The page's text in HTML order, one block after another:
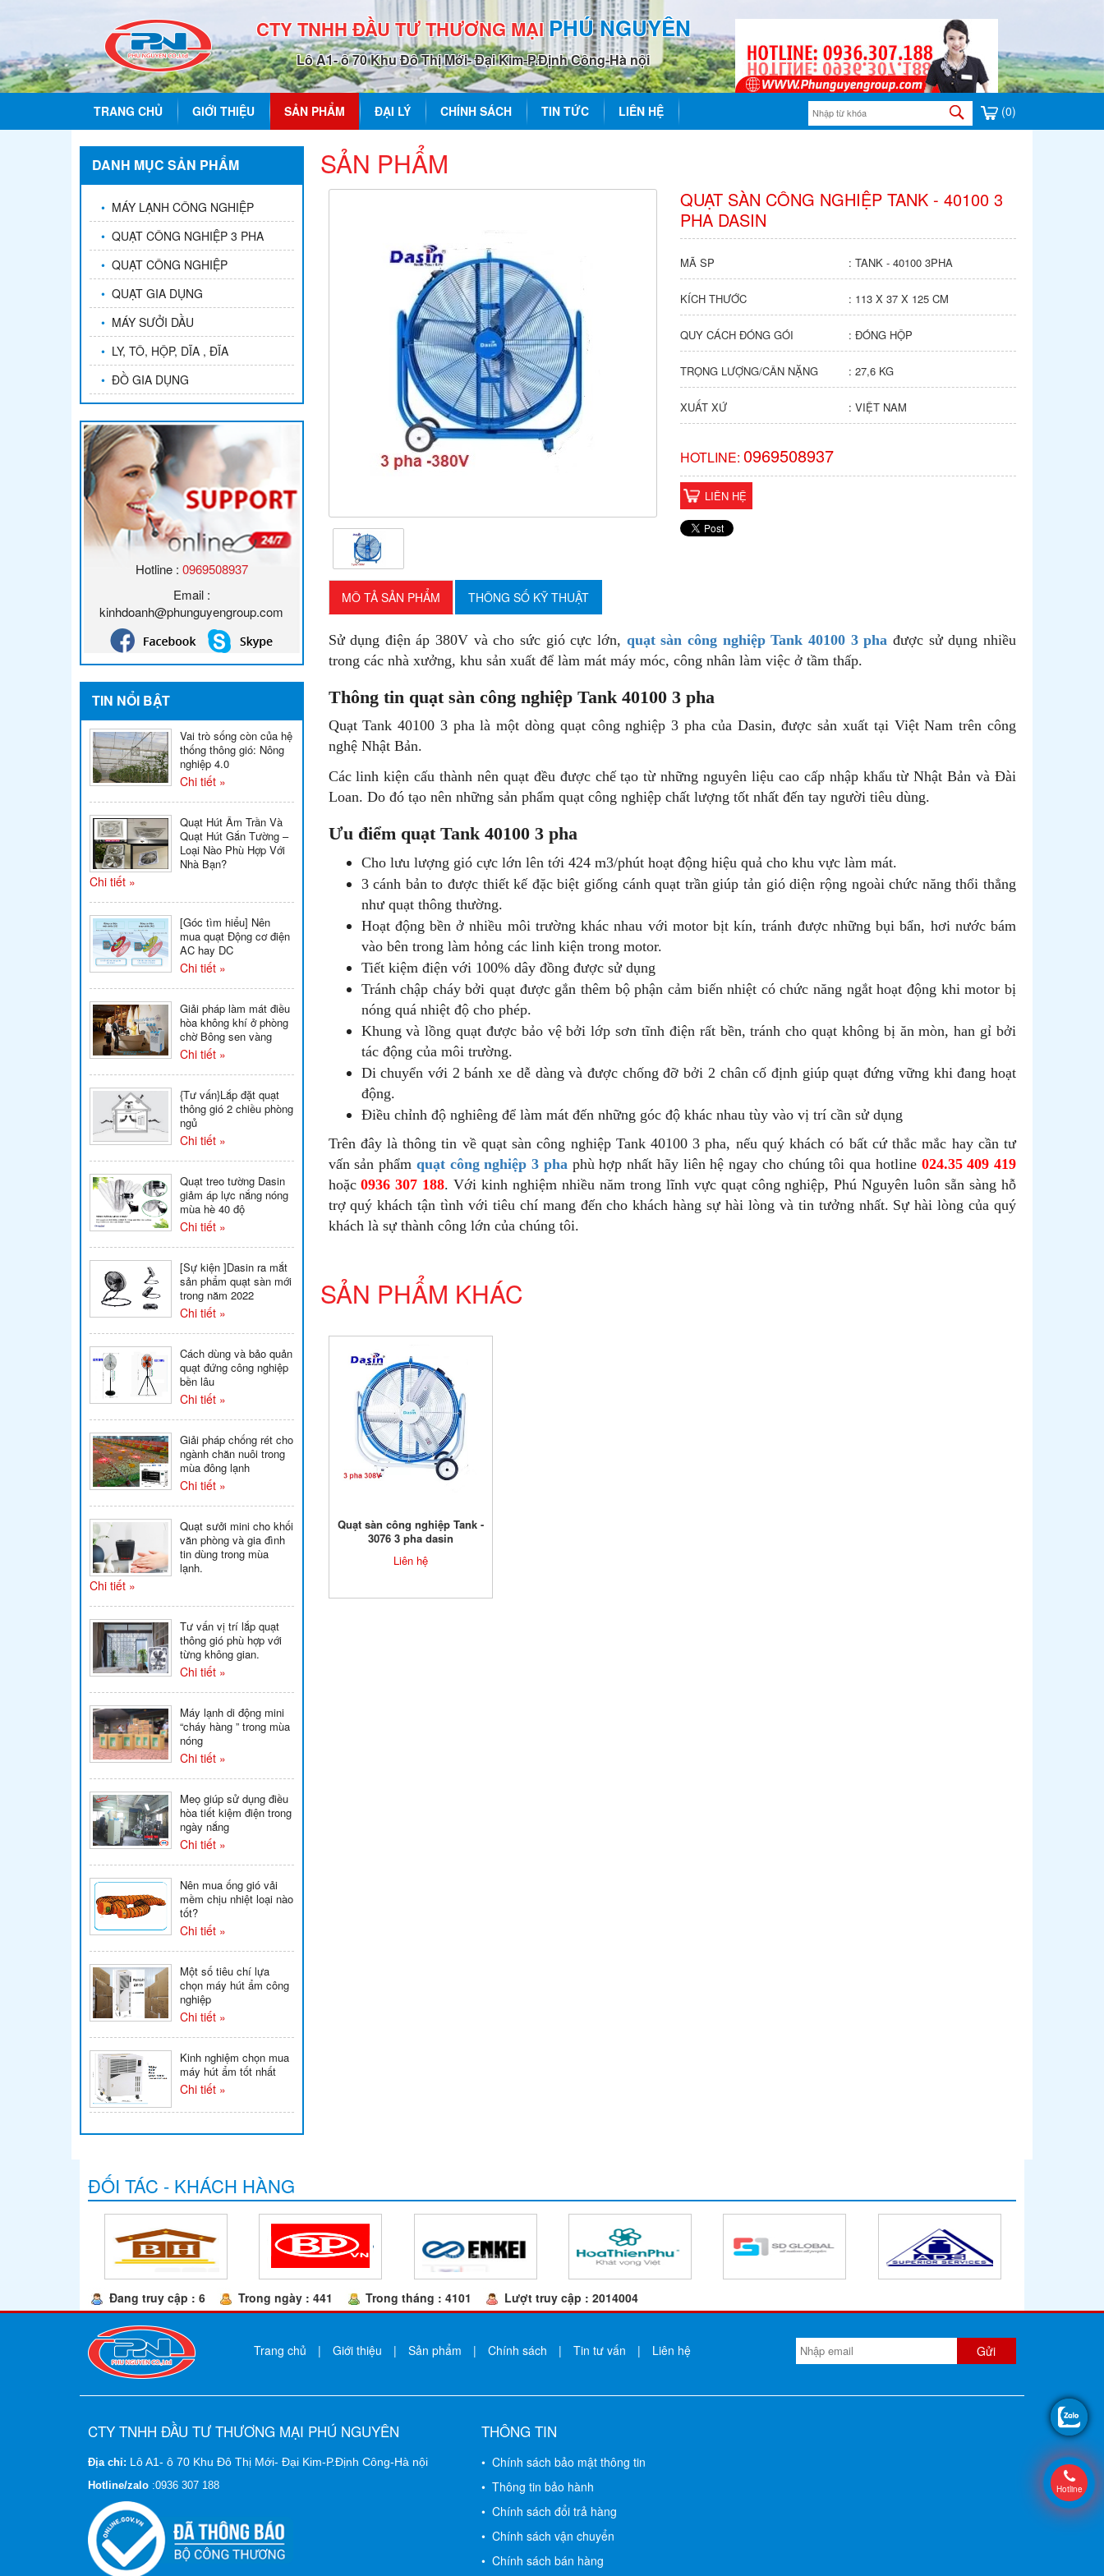
CTY TNHH ĐẦU TƯ THƯƠNG MẠI PHÚ NGUYÊN
Lô A1- ô 70 Khu Đô Thị Mới- Đại Kim-P.Định Công-Hà nội
TRANG CHỦ GIỚI THIỆU SẢN PHẨM ĐẠI LÝ CHÍNH SÁCH TIN TỨC LIÊN HỆ (0)
DANH MỤC SẢN PHẨM
• MÁY LẠNH CÔNG NGHIỆP
• QUẠT CÔNG NGHIỆP 3 PHA
• QUẠT CÔNG NGHIỆP
• QUẠT GIA DỤNG
• MÁY SƯỞI DẦU
• LY, TÔ, HỘP, DĨA , ĐĨA
• ĐỒ GIA DỤNG
Hotline : 0969508937
Email :
kinhdoanh@phunguyengroup.com
TIN NỔI BẬT
Vai trò sống còn của hệ
thống thông gió: Nông
nghiệp 4.0
Chi tiết »
Quạt Hút Âm Trần Và
Quạt Hút Gắn Tường –
Loại Nào Phù Hợp Với
Nhà Bạn?
Chi tiết »
[Góc tìm hiểu] Nên
mua quạt Động cơ điện
AC hay DC
Chi tiết »
Giải pháp làm mát điều
hòa không khí ở phòng
chờ Bông sen vàng
Chi tiết »
{Tư vấn}Lắp đặt quạt
thông gió 2 chiều phòng
ngủ
Chi tiết »
Quạt treo tường Dasin
giảm áp lực nắng nóng
mùa hè 40 độ
Chi tiết »
[Sự kiện ]Dasin ra mắt
sản phẩm quạt sàn mới
trong năm 2022
Chi tiết »
Cách dùng và bảo quản
quạt đứng công nghiệp
bền lâu
Chi tiết »
Giải pháp chống rét cho
ngành chăn nuôi trong
mùa đông lạnh
Chi tiết »
Quạt sưởi mini cho khối
văn phòng và gia đình
tin dùng trong mùa
lạnh.
Chi tiết »
Tư vấn vị trí lắp quạt
thông gió phù hợp với
từng không gian.
Chi tiết »
Máy lạnh di động mini
“cháy hàng ” trong mùa
nóng
Chi tiết »
Meọ giúp sử dụng điều
hòa tiết kiệm điện trong
ngày nắng
Chi tiết »
Nên mua ống gió vải
mềm chịu nhiệt loại nào
tốt?
Chi tiết »
Một số tiêu chí lựa
chọn máy hút ẩm công
nghiệp
Chi tiết »
Kinh nghiệm chọn mua
máy hút ẩm tốt nhất
Chi tiết »
SẢN PHẨM
QUẠT SÀN CÔNG NGHIỆP TANK - 40100 3
PHA DASIN
MÃ SP : TANK - 40100 3PHA
KÍCH THƯỚC : 113 X 37 X 125 CM
QUY CÁCH ĐÓNG GÓI : ĐÓNG HỘP
TRỌNG LƯỢNG/CÂN NẶNG : 27,6 KG
XUẤT XỨ : VIỆT NAM
HOTLINE:0969508937
LIÊN HỆ
MÔ TẢ SẢN PHẨM THÔNG SỐ KỸ THUẬT
Sử dụng điện áp 380V và cho sức gió cực lớn, quạt sàn công nghiệp Tank 40100 3 pha được sử dụng nhiều
trong các nhà xưởng, khu sản xuất để làm mát máy móc, công nhân làm việc ở tầm thấp.
Thông tin quạt sàn công nghiệp Tank 40100 3 pha
Quạt Tank 40100 3 pha là một dòng quạt công nghiệp 3 pha của Dasin, được sản xuất tại Việt Nam trên công
nghệ Nhật Bản.
Các linh kiện cấu thành nên quạt đều được chế tạo từ những nguyên liệu cao cấp nhập khẩu từ Nhật Bản và Đài
Loan. Do đó tạo nên những sản phẩm quạt công nghiệp chất lượng tốt nhất đến tay người tiêu dùng.
Ưu điểm quạt Tank 40100 3 pha
Cho lưu lượng gió cực lớn lên tới 424 m3/phút hoạt động hiệu quả cho khu vực làm mát.
3 cánh bản to được thiết kế đặc biệt giống cánh quạt trần giúp tản gió diện rộng ngoài chức năng thổi thẳng
như quạt thông thường.
Hoạt động bền ở nhiều môi trường khác nhau với motor bịt kín, tránh được những bụi bẩn, hơi nước bám
vào bên trong làm hỏng các linh kiện trong motor.
Tiết kiệm điện với 100% dây đồng được sử dụng
Tránh chập cháy bởi quạt được gắn thêm bộ phận cảm biến nhiệt có chức năng ngắt hoạt động khi motor bị
nóng quá nhiệt độ cho phép.
Khung và lồng quạt được bảo vệ bởi lớp sơn tĩnh điện rất bền, tránh cho quạt không bị ăn mòn, han gỉ bởi
tác động của môi trường.
Di chuyển với 2 bánh xe dễ dàng và được chống đỡ bởi 2 chân cố định giúp quạt đứng vững khi đang hoạt
động.
Điều chỉnh độ nghiêng để làm mát đến những góc độ khác nhau tùy vào vị trí cần sử dụng
Trên đây là thông tin về quạt sàn công nghiệp Tank 40100 3 pha, nếu quý khách có bất cứ thắc mắc hay cần tư
vấn sản phẩm quạt công nghiệp 3 phaphù hợp nhất hãy liên hệ ngay cho chúng tôi qua hotline 024.35 409 419
hoặc0936 307 188. Với kinh nghiệm nhiều năm trong lĩnh vực quạt công nghiệp, Phú Nguyên luôn sẵn sàng hỗ
trợ quý khách tận tình với tiêu chí mang đến cho khách hàng sự hài lòng và tin tưởng nhất. Sự hài lòng của quý
khách là sự thành công lớn của chúng tôi.
SẢN PHẨM KHÁC
Quạt sàn công nghiệp Tank -
3076 3 pha dasin
Liên hệ
ĐỐI TÁC - KHÁCH HÀNG
Đang truy cập : 6 Trong ngày : 441 Trong tháng : 4101 Lượt truy cập : 2014004
Trang chủ | Giới thiệu | Sản phẩm | Chính sách | Tin tư vấn | Liên hệ
CTY TNHH ĐẦU TƯ THƯƠNG MẠI PHÚ NGUYÊN
Địa chỉ: Lô A1- ô 70 Khu Đô Thị Mới- Đại Kim-P.Định Công-Hà nội
Hotline/zalo :0936 307 188
THÔNG TIN
• Chính sách bảo mật thông tin
• Thông tin bảo hành
• Chính sách đổi trả hàng
• Chính sách vận chuyển
• Chính sách bán hàng
Hotline